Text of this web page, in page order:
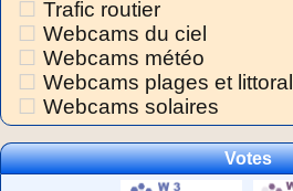
Trafic routier
Webcams du ciel
Webcams météo
Webcams plages et littoral
Webcams solaires
Votes